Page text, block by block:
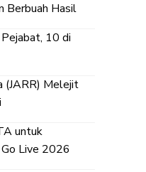
Berbuah Hasil
10 di
(JARR) Melejit
untuk
Live 2026